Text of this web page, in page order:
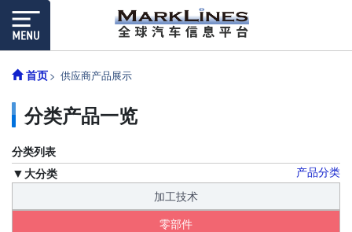
首页 供应商产品展示
分类产品一览
分类列表
产品分类
大分类
加工技术
零部件